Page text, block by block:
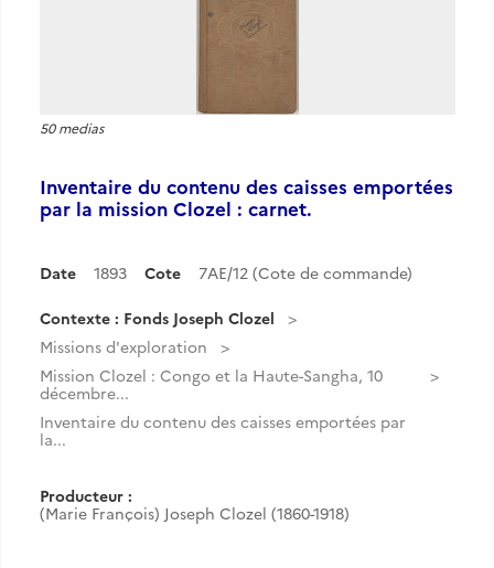
50 medias
Inventaire du contenu des caisses emportées
par la mission Clozel : carnet.
Date 1893 Cote 7AE/12 (Cote de commande)
Contexte : Fonds Joseph Clozel
Missions d'exploration
Mission Clozel : Congo et la Haute-Sangha, 10
décembre...
Inventaire du contenu des caisses emportées par
la...
Producteur :
(Marie François) Joseph Clozel (1860-1918)